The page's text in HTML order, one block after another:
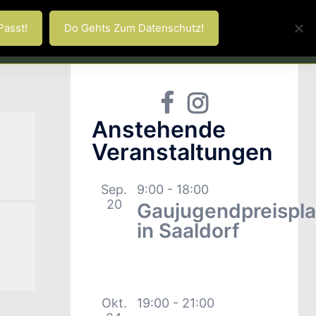
Nußdorf
Aktive
Jugendgruppe
Theater
FacebookInstagram
Anstehende
Veranstaltungen
Sep.
20
9:00 - 18:00
in Saaldorf
Okt.
19:00 - 21:00
Do Gehts Zum Datenschutz!